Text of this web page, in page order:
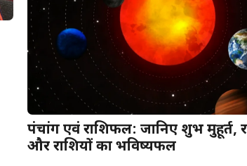
पंचांग एवं राशिफल: जानिए शुभ मुहूर्त,
और राशियों का भविष्यफल